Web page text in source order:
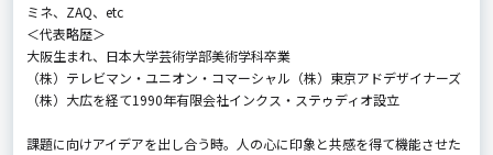
ミネ、ZAQ、etc
＜代表略歴＞
大阪生まれ、日本大学芸術学部美術学科卒業
（株）テレビマン・ユニオン・コマーシャル（株）東京アドデザイナーズ
（株）大広を経て1990年有限会社インクス・ステゥディオ設立
課題に向けアイデアを出し合う時。人の心に印象と共感を得て機能させた